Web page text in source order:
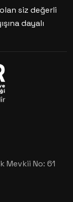
siz değerli
dayalı
Mevkii No: 61